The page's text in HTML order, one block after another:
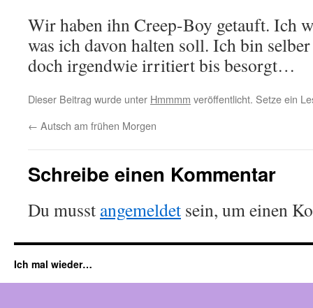
Wir haben ihn Creep-Boy getauft. Ich
was ich davon halten soll. Ich bin
doch irgendwie irritiert bis besorgt…
Dieser Beitrag wurde unter Hmmmm veröffentlicht. Setze ein
← Autsch am frühen Morgen
Schreibe einen Kommentar
Du musst angemeldet sein, um einen
Ich mal wieder…